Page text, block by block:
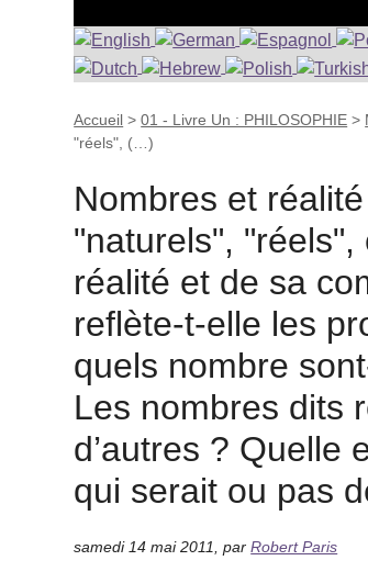
Accueil >01 - Livre Un : PHILOSOPHIE >
"réels", (…)
Nombres et
"naturels",
réalité et de sa
reflète-t-elle les
quels nombre
Les nombres dits
d’autres ? Quelle
qui serait ou pas
samedi 14 mai 2011 ,parRobert Paris